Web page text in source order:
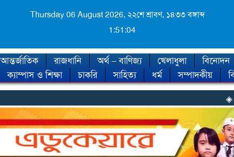
Thursday 06 August 2026, ২২শে শ্রাবণ, ১৪৩৩ বঙ্গাব্দ
1:51:06
আন্তর্জাতিক রাজধানি অর্থ – বাণিজ্য খেলাধুলা বিনোদন
ক্যাম্পাস ও শিক্ষা চাকরি সাহিত্য ধর্ম সম্পাদকীয়
◈ শীত কবে আসছে,